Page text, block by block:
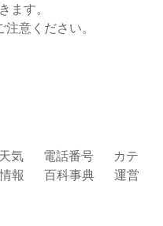
ます。
意ください。
天気 電話番号
カテ
報 百科事典
運営